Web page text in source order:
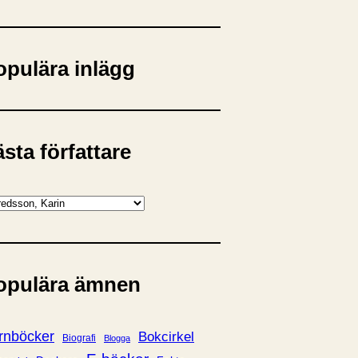
inlägg
författare
ämnen
Biografi Blogga Bokcirkel